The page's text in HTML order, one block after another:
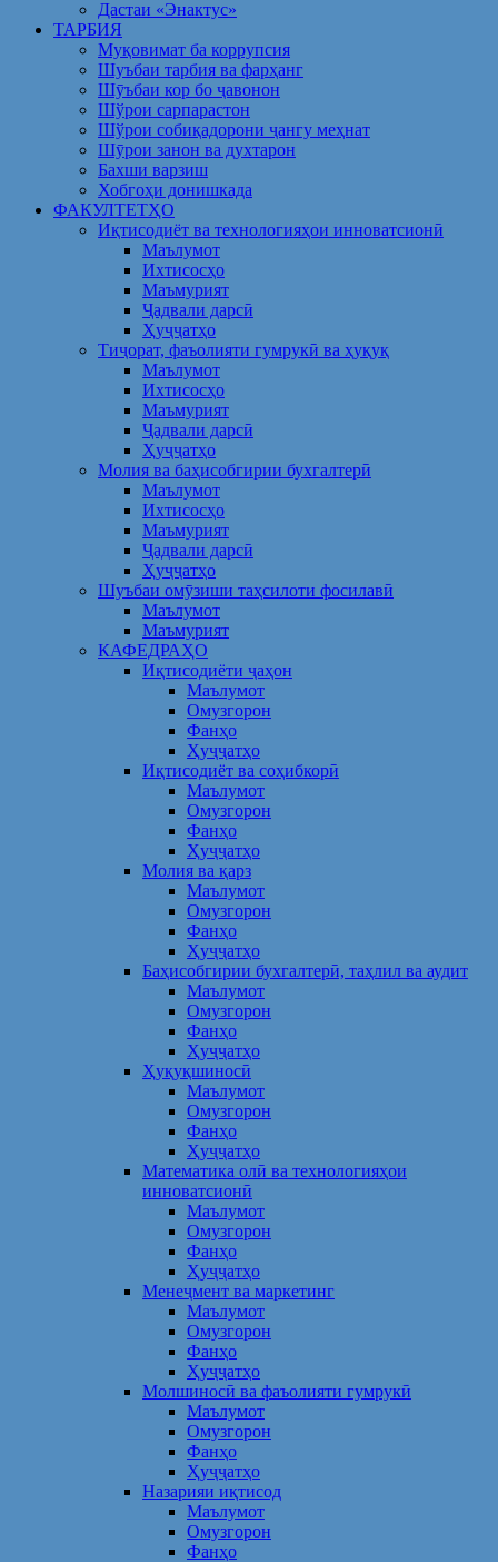
Дастаи «Энактус»
ТАРБИЯ
Муқовимат ба коррупсия
Шуъбаи тарбия ва фарҳанг
Шӯъбаи кор бо ҷавонон
Шўрои сарпарастон
Шўрои собиқадорони ҷангу меҳнат
Шӯрои занон ва духтарон
Бахши варзиш
Хобгоҳи донишкада
ФАКУЛТЕТҲО
Иқтисодиёт ва технологияҳои инноватсионӣ
Маълумот
Ихтисосҳо
Маъмурият
Ҷадвали дарсӣ
Ҳуҷҷатҳо
Тиҷорат, фаъолияти гумрукӣ ва ҳуқуқ
Маълумот
Ихтисосҳо
Маъмурият
Ҷадвали дарсӣ
Ҳуҷҷатҳо
Молия ва баҳисобгирии бухгалтерӣ
Маълумот
Ихтисосҳо
Маъмурият
Ҷадвали дарсӣ
Ҳуҷҷатҳо
Шуъбаи омӯзиши таҳсилоти фосилавӣ
Маълумот
Маъмурият
КАФЕДРАҲО
Иқтисодиёти ҷаҳон
Маълумот
Омузгорон
Фанҳо
Ҳуҷҷатҳо
Иқтисодиёт ва соҳибкорӣ
Маълумот
Омузгорон
Фанҳо
Ҳуҷҷатҳо
Молия ва қарз
Маълумот
Омузгорон
Фанҳо
Ҳуҷҷатҳо
Баҳисобгирии бухгалтерӣ, таҳлил ва аудит
Маълумот
Омузгорон
Фанҳо
Ҳуҷҷатҳо
Ҳуқуқшиносӣ
Маълумот
Омузгорон
Фанҳо
Ҳуҷҷатҳо
Математика олӣ ва технологияҳои
инноватсионӣ
Маълумот
Омузгорон
Фанҳо
Ҳуҷҷатҳо
Менеҷмент ва маркетинг
Маълумот
Омузгорон
Фанҳо
Ҳуҷҷатҳо
Молшиносӣ ва фаъолияти гумрукӣ
Маълумот
Омузгорон
Фанҳо
Ҳуҷҷатҳо
Назарияи иқтисод
Маълумот
Омузгорон
Фанҳо